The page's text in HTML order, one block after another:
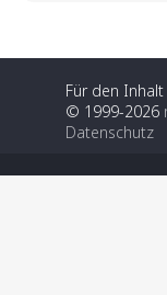
Für den
© 1999-2026
Datenschutz